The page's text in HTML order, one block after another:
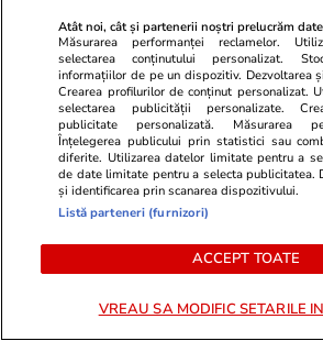
Vacanțe și Cultură
Orașul european ideal pentru
iubitorii de literatură, unde
librărie s-a deschis în 1610:
Stăpânul Inelelor”
Atât noi, cât și partenerii noștri prelucrăm
Măsurarea performanței reclamelor.
selectarea conținutului personalizat.
informațiilor de pe un dispozitiv. Dezvoltarea
Crearea profilurilor de conținut personalizat.
selectarea publicității personalizate.
publicitate personalizată. Măsurarea
Înțelegerea publicului prin statistici sau
diferite. Utilizarea datelor limitate pentru a
de date limitate pentru a selecta publicitatea.
și identificarea prin scanarea dispozitivului.
Listă parteneri (furnizori)
ACCEPT TOATE
VREAU SA MODIFIC SETARILE